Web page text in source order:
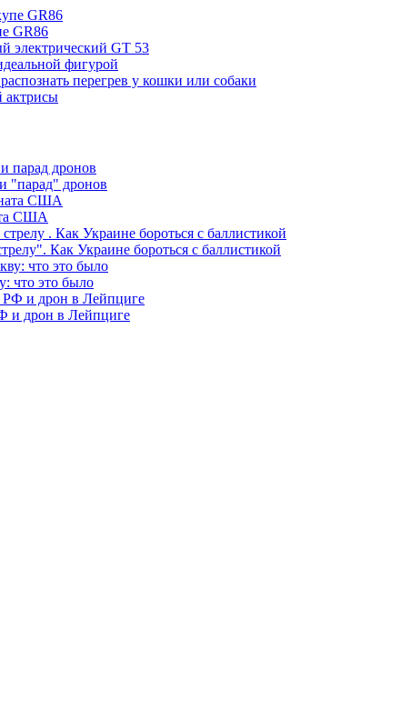
GR86
электрический GT 53
фигурой
перегрев у кошки или собаки
актрисы
"парад" дронов
США
Как Украине бороться с баллистикой
что это было
и дрон в Лейпциге